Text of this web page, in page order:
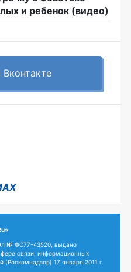
и ребенок (видео)
Вконтакте
№ ФС77-43520, выдано
связи, информационных
17 января 2011 г.